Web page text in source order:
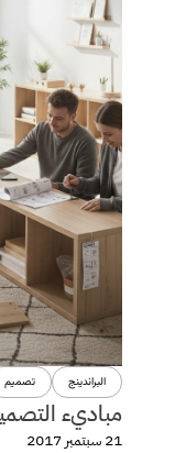
البراندينج تصميم
مباديء
21 سبتمبر 2017